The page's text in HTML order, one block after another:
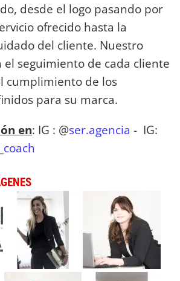
desde el logo pasando por
ofrecido hasta la
del cliente. Nuestro
el seguimiento de cada cliente
cumplimiento de los
para su marca.
en: IG : @ser.agencia - IG: